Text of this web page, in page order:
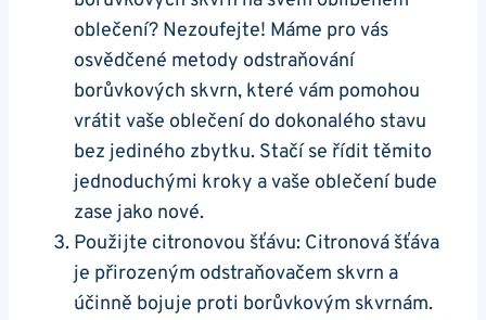
oblečení? Nezoufejte! Máme pro vás
osvědčené metody odstraňování
borůvkových skvrn, které vám pomohou
vrátit vaše oblečení do dokonalého stavu
bez jediného zbytku. Stačí se řídit těmito
jednoduchými kroky a vaše oblečení bude
zase jako nové.
Použijte citronovou šťávu: Citronová šťáva
je přirozeným odstraňovačem skvrn a
účinně bojuje proti borůvkovým skvrnám.